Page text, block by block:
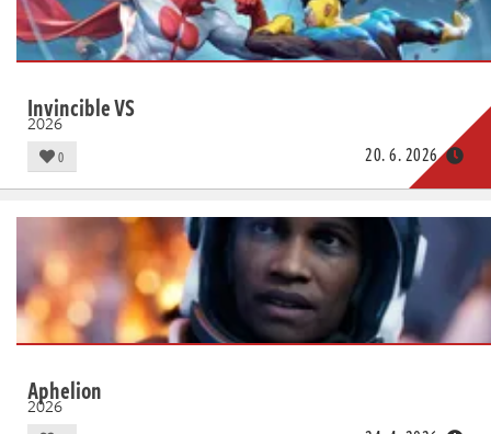
Invincible VS
2026
0 20. 6. 2026
Aphelion
2026